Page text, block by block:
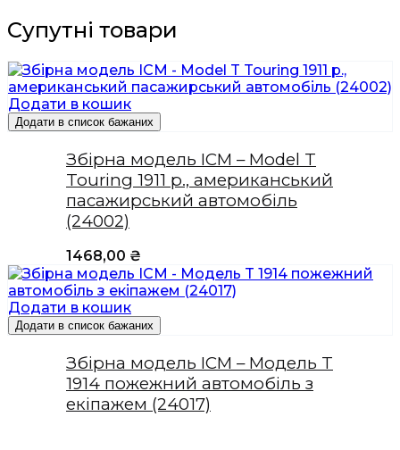
Супутні товари
Додати в кошик
Додати в список бажаних
Збірна модель ICM – Model T
Touring 1911 р., американський
пасажирський автомобіль
(24002)
1468,00 ₴
Додати в кошик
Додати в список бажаних
Збірна модель ICM – Модель T
1914 пожежний автомобіль з
екіпажем (24017)